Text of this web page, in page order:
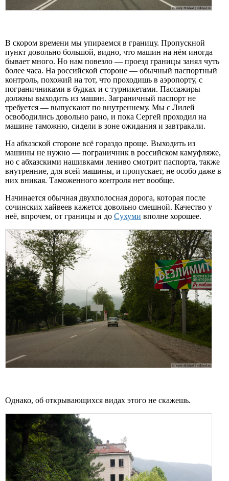
В скором времени мы упираемся в границу. Пропускной
пункт довольно большой, видно, что машин на нём иногда
бывает много. Но нам повезло — проезд границы занял чуть
более часа. На российской стороне — обычный паспортный
контроль, похожий на тот, что проходишь в аэропорту, с
пограничниками в будках и с турникетами. Пассажиры
должны выходить из машин. Заграничный паспорт не
требуется — выпускают по внутреннему. Мы с Лилей
освободились довольно рано, и пока Сергей проходил на
машине таможню, сидели в зоне ожидания и завтракали.
На абхазской стороне всё гораздо проще. Выходить из
машины не нужно — пограничник в российском камуфляже,
но с абхазскими нашивками лениво смотрит паспорта, также
внутренние, для всей машины, и пропускает, не особо даже в
них вникая. Таможенного контроля нет вообще.
Начинается обычная двухполосная дорога, которая после
сочинских хайвеев кажется довольно смешной. Качество у
неё, впрочем, от границы и до Сухуми вполне хорошее.
Однако, об открывающихся видах этого не скажешь.